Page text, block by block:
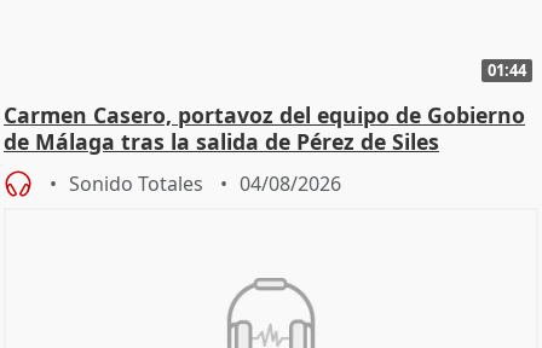
01:44
Carmen Casero, portavoz del equipo de Gobierno
de Málaga tras la salida de Pérez de Siles
Sonido Totales 04/08/2026